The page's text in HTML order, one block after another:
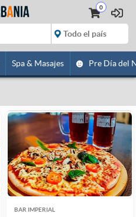
0
Spa & Masajes Pre Día del
BAR IMPERIAL